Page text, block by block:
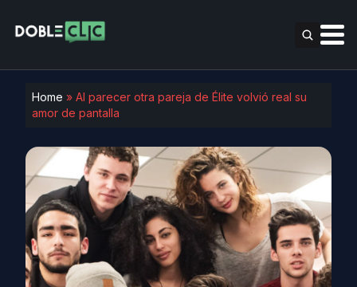
Home » Al parecer otra pareja de Élite volvió real su
amor de pantalla